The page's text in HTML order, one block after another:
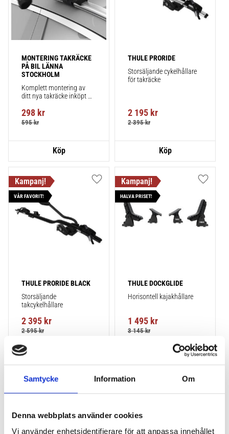
Samtycke Information Om
Denna webbplats använder cookies
Vi använder enhetsidentifierare för att anpassa innehållet
MONTERING TAKRÄCKE
PÅ BIL LÄNNA
STOCKHOLM
Komplett montering av
ditt nya takräcke inköpt
montering på din bil.
298 kr
595kr
THULE PRORIDE
Storsäljande cykelhållare
för takräcke
2 195 kr
2 395kr
THULE PRORIDE BLACK
Storsäljande
takcykelhållare
2 395 kr
2 595kr
VÅR FAVORIT!
Lägg till i favoriter
THULE DOCKGLIDE
Horisontell kajakhållare
1 495 kr
3 145kr
HALVA PRISET!
Lägg
Lägg till i favoriter Lägg